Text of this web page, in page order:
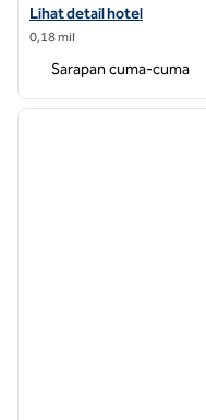
Lihat detail hotel untuk
Lihat detail hotel
0,18 mil
Sarapan cuma-cuma
1 dari 12